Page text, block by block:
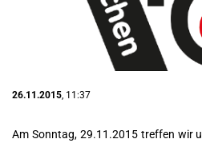
26.11.2015 , 11:37
Am Sonntag, 29.11.2015 treffen wir